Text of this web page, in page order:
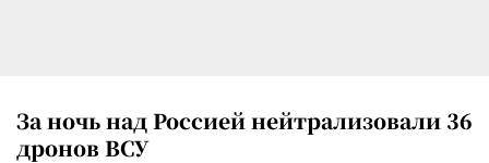
За ночь над Россией нейтрализовали 36
дронов ВСУ